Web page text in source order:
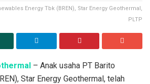
Energy Tbk (BREN), Star Energy Geothermal,
PLTP
– Anak usaha PT Barito
Star Energy Geothermal, telah